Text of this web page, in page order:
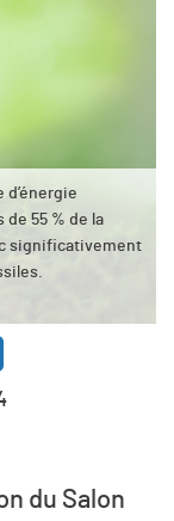
d’énergie
55 % de la
significativement
du Salon